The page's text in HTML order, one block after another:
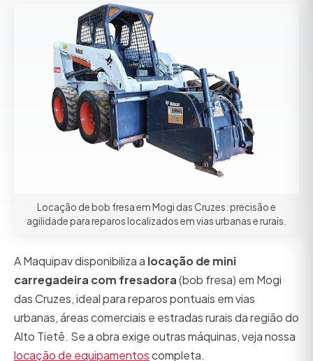
Locação de bob fresa em Mogi das Cruzes: precisão e
agilidade para reparos localizados em vias urbanas e rurais.
A Maquipav disponibiliza a locação de mini
carregadeira com fresadora(bob fresa) em Mogi
das Cruzes, ideal para reparos pontuais em vias
urbanas, áreas comerciais e estradas rurais da região do
Alto Tietê. Se a obra exige outras máquinas, veja nossa
locação de equipamentoscompleta.